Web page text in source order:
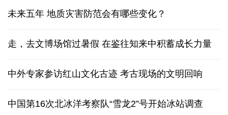
未来五年 地质灾害防范会有哪些变化？
走，去文博场馆过暑假 在鉴往知来中积蓄成长力量
中外专家参访红山文化古迹 考古现场的文明回响
中国第16次北冰洋考察队“雪龙2”号开始冰站调查